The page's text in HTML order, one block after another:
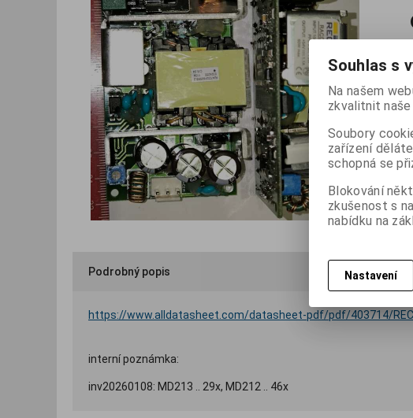
Podrobný popis Dotaz
https://www.alldatasheet.com/datasheet-pdf/pdf/403714/
interní poznámka:
inv20260108: MD213 .. 29x, MD212 .. 46x
Souhlas s
Na našem
zkvalitnit
Soubory
zařízení
schopná se
Blokování
zkušenost s
nabídku na
Nastavení